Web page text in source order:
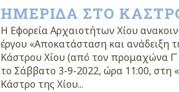
ΗΜΕΡΙΔΑ ΣΤΟ
Η Εφορεία Αρχαιοτήτων Χίου
έργου «Αποκατάσταση και ανάδειξη
Κάστρου Χίου (από τον προμαχώνα
το Σάββατο 3-9-2022, ώρα 11:00, στη
Κάστρο της Χίου...